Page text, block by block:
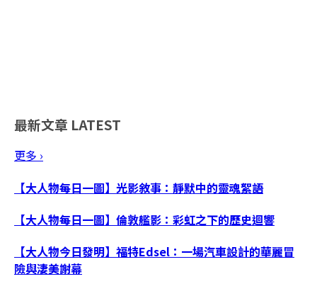
最新文章 LATEST
更多 ›
【大人物每日一圖】光影敘事：靜默中的靈魂絮語
【大人物每日一圖】倫敦艦影：彩虹之下的歷史迴響
【大人物今日發明】福特Edsel：一場汽車設計的華麗冒
險與淒美謝幕